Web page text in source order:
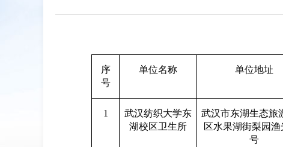
序
号
单位名称 单位地址
1
武汉纺织大学东
湖校区卫生所
武汉市东湖生态旅
区水果湖街梨园渔
号